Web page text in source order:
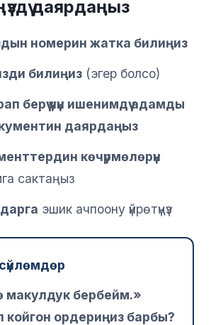
даярдаңыз
номерин жатка билиңиз
билиңиз (эгер болсо)
берүү үчүн ишенимдүү адамды
даярдаңыз
көчүрмөлөрүн
сактаңыз
эшик ачпоону үйрөтүңүз
макулдук бербейм.»
койгон ордериңиз барбы?